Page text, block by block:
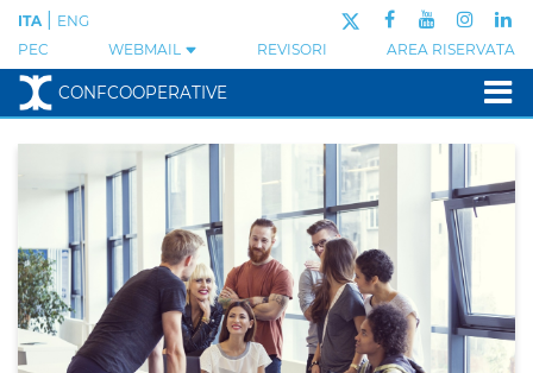
PEC WEBMAIL REVISORI AREA RISERVATA
ITA ENG
CONFCOOPERATIVE